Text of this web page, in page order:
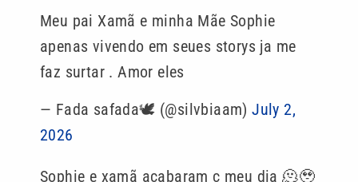
Meu pai Xamã e minha Mãe Sophie
apenas vivendo em seues storys ja me
faz surtar . Amor eles
— Fada safada🕊️ (@silvbiaam)July 2,
2026
Sophie e xamã acabaram c meu dia 🫠🥹